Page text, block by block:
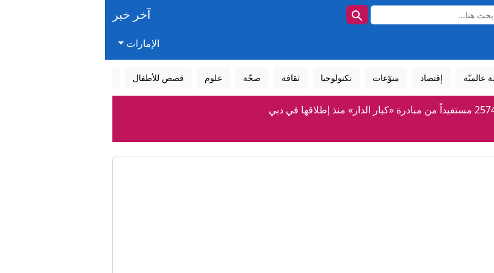
آخر خبر
الإمارات
عالميّة إقتصاد منوّعات تكنولوجيا ثقافة صحّة علوم قصص للأطفال
من مبادرة «كبار الدار» منذ إطلاقها في دبي